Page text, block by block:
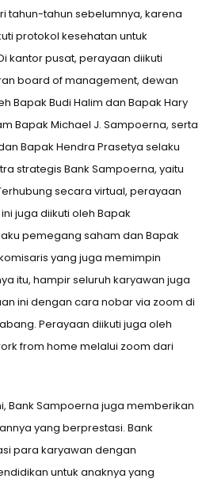
tahun-tahun sebelumnya, karena
protokol kesehatan untuk
kantor pusat, perayaan diikuti
board of management, dewan
Bapak Budi Halim dan Bapak Hary
Bapak Michael J. Sampoerna, serta
Bapak Hendra Prasetya selaku
strategis Bank Sampoerna, yaitu
secara virtual, perayaan
juga diikuti oleh Bapak
pemegang saham dan Bapak
yang juga memimpin
itu, hampir seluruh karyawan juga
ini dengan cara nobar via zoom di
Perayaan diikuti juga oleh
from home melalui zoom dari
Bank Sampoerna juga memberikan
yang berprestasi. Bank
para karyawan dengan
untuk anaknya yang